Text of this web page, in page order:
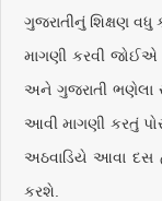
ગુજરાતીનું શિક્ષણ
માગણી કરવી જોઈએ
અને ગુજરાતી ભણેલા
આવી માગણી કરતું
અઠવાડિયે આવા દસ
કરશે.